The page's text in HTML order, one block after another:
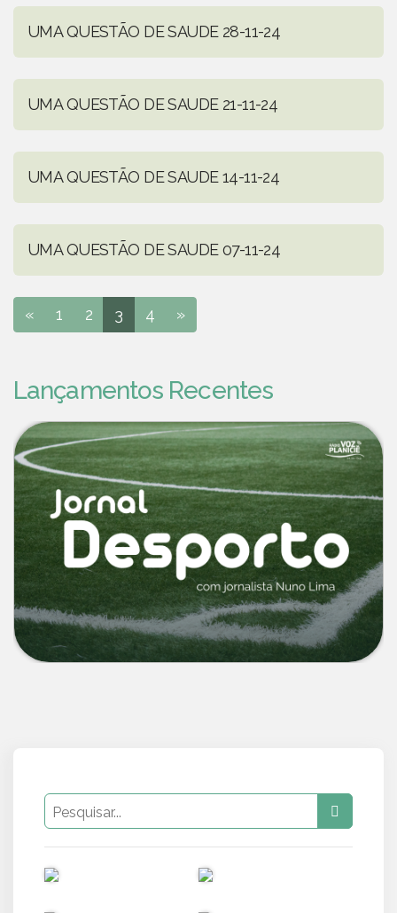
UMA QUESTÃO DE SAUDE 28-11-24
UMA QUESTÃO DE SAUDE 21-11-24
UMA QUESTÃO DE SAUDE 14-11-24
UMA QUESTÃO DE SAUDE 07-11-24
« 1 2 3 4 »
Lançamentos Recentes